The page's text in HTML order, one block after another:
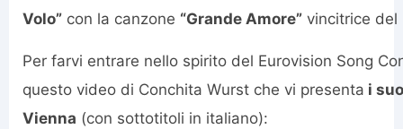
Volo” con la canzone “Grande Amore” vincitrice del
Per farvi entrare nello spirito del Eurovision Song
questo video di Conchita Wurst che vi presenta i
Vienna (con sottotitoli in italiano):